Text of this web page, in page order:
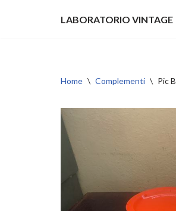
LABORATORIO VINTAGE
Home \ Complementi \ Pic